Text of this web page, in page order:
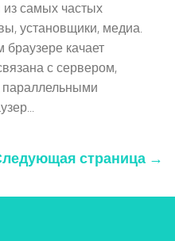
самых частых
установщики, медиа.
браузере качает
с сервером,
параллельными
страница →